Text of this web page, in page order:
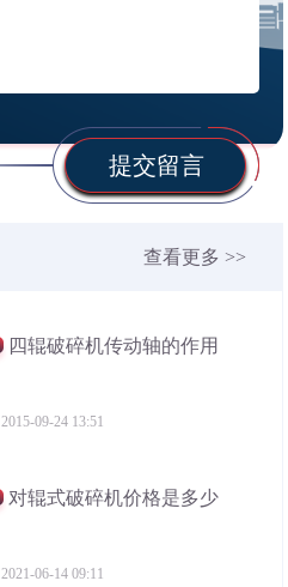
提交留言
查看更多 >>
四辊破碎机传动轴的作用
2015-09-24 13:51
对辊式破碎机价格是多少
2021-06-14 09:11